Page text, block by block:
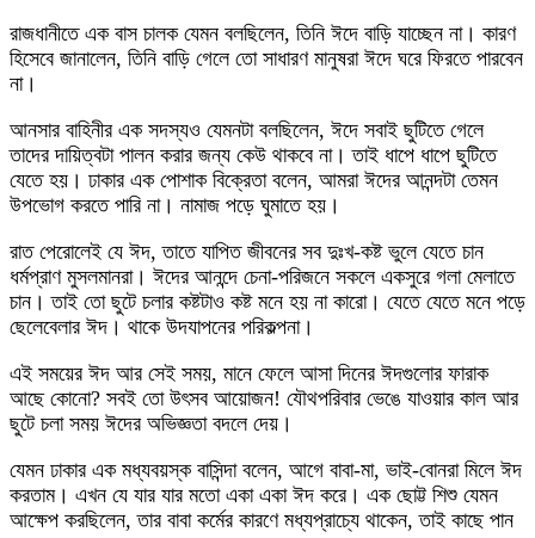
রাজধানীতে এক বাস চালক যেমন বলছিলেন, তিনি ঈদে বাড়ি যাচ্ছেন না। কারণ
হিসেবে জানালেন, তিনি বাড়ি গেলে তো সাধারণ মানুষরা ঈদে ঘরে ফিরতে পারবেন
না।
আনসার বাহিনীর এক সদস্যও যেমনটা বলছিলেন, ঈদে সবাই ছুটিতে গেলে
তাদের দায়িত্বটা পালন করার জন্য কেউ থাকবে না। তাই ধাপে ধাপে ছুটিতে
যেতে হয়। ঢাকার এক পোশাক বিক্রেতা বলেন, আমরা ঈদের আনন্দটা তেমন
উপভোগ করতে পারি না। নামাজ পড়ে ঘুমাতে হয়।
রাত পেরোলেই যে ঈদ, তাতে যাপিত জীবনের সব দুঃখ-কষ্ট ভুলে যেতে চান
ধর্মপ্রাণ মুসলমানরা। ঈদের আনন্দে চেনা-পরিজনে সকলে একসুরে গলা মেলাতে
চান। তাই তো ছুটে চলার কষ্টটাও কষ্ট মনে হয় না কারো। যেতে যেতে মনে পড়ে
ছেলেবেলার ঈদ। থাকে উদযাপনের পরিকল্পনা।
এই সময়ের ঈদ আর সেই সময়, মানে ফেলে আসা দিনের ঈদগুলোর ফারাক
আছে কোনো? সবই তো উৎসব আয়োজন! যৌথপরিবার ভেঙে যাওয়ার কাল আর
ছুটে চলা সময় ঈদের অভিজ্ঞতা বদলে দেয়।
যেমন ঢাকার এক মধ্যবয়স্ক বাসিন্দা বলেন, আগে বাবা-মা, ভাই-বোনরা মিলে ঈদ
করতাম। এখন যে যার যার মতো একা একা ঈদ করে। এক ছোট্ট শিশু যেমন
আক্ষেপ করছিলেন, তার বাবা কর্মের কারণে মধ্যপ্রাচ্যে থাকেন, তাই কাছে পান